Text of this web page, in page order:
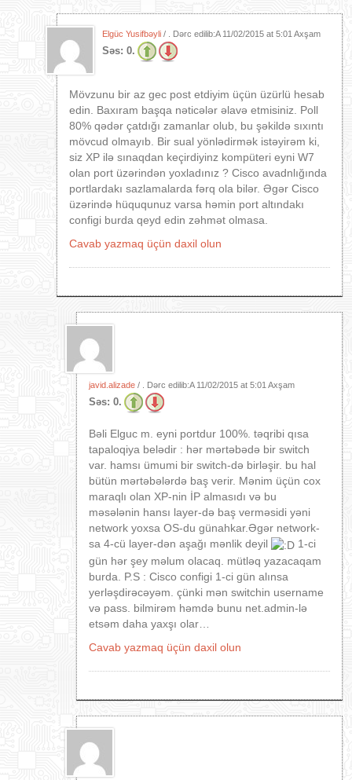
Elgüc Yusifbəyli / . Dərc edilib:A 11/02/2015 at 5:01 Axşam
Səs: 0.
Mövzunu bir az gec post etdiyim üçün üzürlü hesab
edin. Baxıram başqa nəticələr əlavə etmisiniz. Poll
80% qədər çatdığı zamanlar olub, bu şəkildə sıxıntı
mövcud olmayıb. Bir sual yönlədirmək istəyirəm ki,
siz XP ilə sınaqdan keçirdiyinz kompüteri eyni W7
olan port üzərindən yoxladınız ? Cisco avadnlığında
portlardakı sazlamalarda fərq ola bilər. Əgər Cisco
üzərində hüququnuz varsa həmin port altındakı
configi burda qeyd edin zəhmət olmasa.
Cavab yazmaq üçün daxil olun
javid.alizade / . Dərc edilib:A 11/02/2015 at 5:01 Axşam
Səs: 0.
Bəli Elguc m. eyni portdur 100%. təqribi qısa
tapaloqiya belədir : hər mərtəbədə bir switch
var. hamsı ümumi bir switch-də birləşir. bu hal
bütün mərtəbələrdə baş verir. Mənim üçün cox
maraqlı olan XP-nin İP almasıdı və bu
məsələnin hansı layer-də baş verməsidi yəni
network yoxsa OS-du günahkar.Əgər network-
sa 4-cü layer-dən aşağı mənlik deyil
1-ci
gün hər şey məlum olacaq. mütləq yazacaqam
burda. P.S : Cisco configi 1-ci gün alınsa
yerləşdirəcəyəm. çünki mən switchin username
və pass. bilmirəm həmdə bunu net.admin-lə
etsəm daha yaxşı olar…
Cavab yazmaq üçün daxil olun